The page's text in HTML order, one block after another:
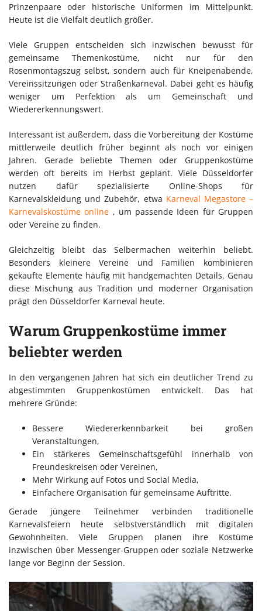
Prinzenpaare oder historische Uniformen im Mittelpunkt.
Heute ist die Vielfalt deutlich größer.
Viele Gruppen entscheiden sich inzwischen bewusst für
gemeinsame Themenkostüme, nicht nur für den
Rosenmontagszug selbst, sondern auch für Kneipenabende,
Vereinssitzungen oder Straßenkarneval. Dabei geht es häufig
weniger um Perfektion als um Gemeinschaft und
Wiedererkennungswert.
Interessant ist außerdem, dass die Vorbereitung der Kostüme
mittlerweile deutlich früher beginnt als noch vor einigen
Jahren. Gerade beliebte Themen oder Gruppenkostüme
werden oft bereits im Herbst geplant. Viele Düsseldorfer
nutzen dafür spezialisierte Online-Shops für
Karnevalskleidung und Zubehör, etwa Karneval Megastore –
Karnevalskostüme online , um passende Ideen für Gruppen
oder Vereine zu finden.
Gleichzeitig bleibt das Selbermachen weiterhin beliebt.
Besonders kleinere Vereine und Familien kombinieren
gekaufte Elemente häufig mit handgemachten Details. Genau
diese Mischung aus Tradition und moderner Organisation
prägt den Düsseldorfer Karneval heute.
Warum Gruppenkostüme immer
beliebter werden
In den vergangenen Jahren hat sich ein deutlicher Trend zu
abgestimmten Gruppenkostümen entwickelt. Das hat
mehrere Gründe:
Bessere Wiedererkennbarkeit bei großen
Veranstaltungen,
Ein stärkeres Gemeinschaftsgefühl innerhalb von
Freundeskreisen oder Vereinen,
Mehr Wirkung auf Fotos und Social Media,
Einfachere Organisation für gemeinsame Auftritte.
Gerade jüngere Teilnehmer verbinden traditionelle
Karnevalsfeiern heute selbstverständlich mit digitalen
Gewohnheiten. Viele Gruppen planen ihre Kostüme
inzwischen über Messenger-Gruppen oder soziale Netzwerke
lange vor Beginn der Session.